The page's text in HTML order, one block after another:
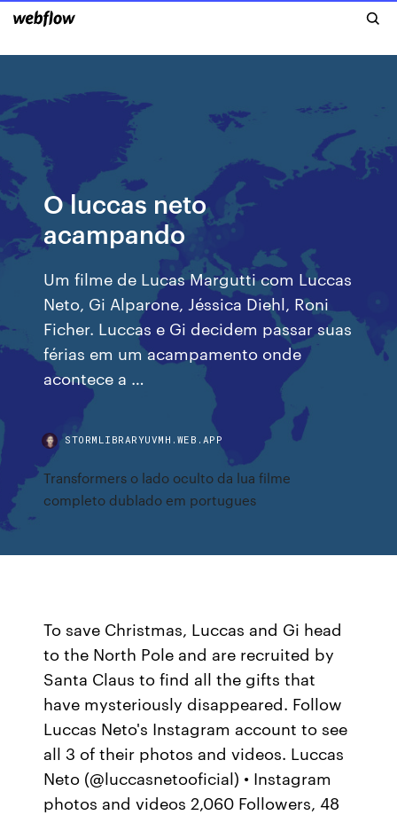
O luccas neto
acampando
Um filme de Lucas Margutti com Luccas
Neto, Gi Alparone, Jéssica Diehl, Roni
Ficher. Luccas e Gi decidem passar suas
férias em um acampamento onde
acontece a …
STORMLIBRARYUVMH.WEB.APP
Transformers o lado oculto da lua filme
completo dublado em portugues
To save Christmas, Luccas and Gi head
to the North Pole and are recruited by
Santa Claus to find all the gifts that
have mysteriously disappeared. Follow
Luccas Neto's Instagram account to see
all 3 of their photos and videos. Luccas
Neto (@luccasnetooficial) • Instagram
photos and videos 2,060 Followers, 48